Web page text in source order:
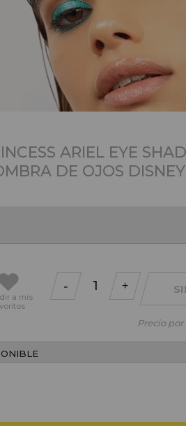
ARIEL EYE
DE OJOS
a mis
- +
Precio